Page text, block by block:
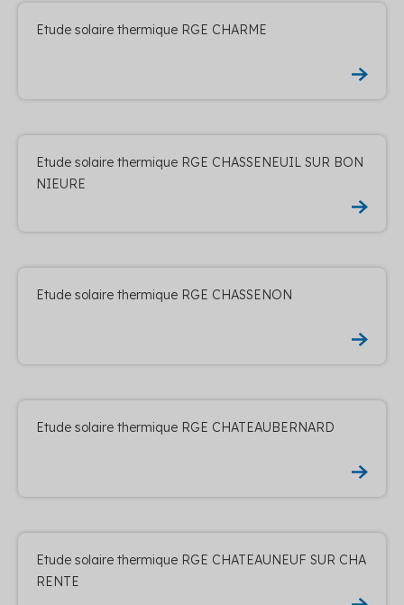
Etude solaire thermique RGE CHARME
Etude solaire thermique RGE CHASSENEUIL SUR BON
NIEURE
Etude solaire thermique RGE CHASSENON
Etude solaire thermique RGE CHATEAUBERNARD
Etude solaire thermique RGE CHATEAUNEUF SUR CHA
RENTE